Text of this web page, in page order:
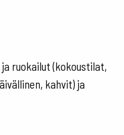
ruokailut (kokoustilat,
kahvit) ja